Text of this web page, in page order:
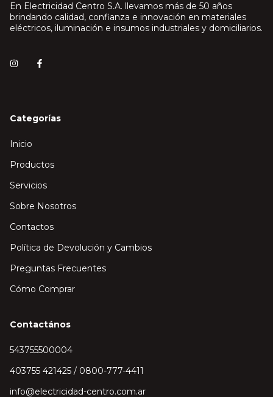
En Electricidad Centro S.A. llevamos más de 50 años
brindando calidad, confianza e innovación en materiales
eléctricos, iluminación e insumos industriales y domiciliarios.
Categorías
Inicio
Productos
Servicios
Sobre Nosotros
Contactos
Política de Devolución y Cambios
Preguntas Frecuentes
Cómo Comprar
Contactános
543755500004
403755 421425 / 0800-777-4411
info@electricidad-centro.com.ar